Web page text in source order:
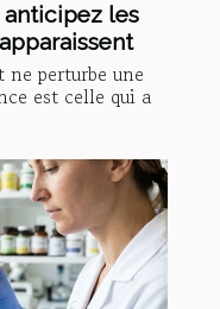
anticipez les
perturbe une
est celle qui a